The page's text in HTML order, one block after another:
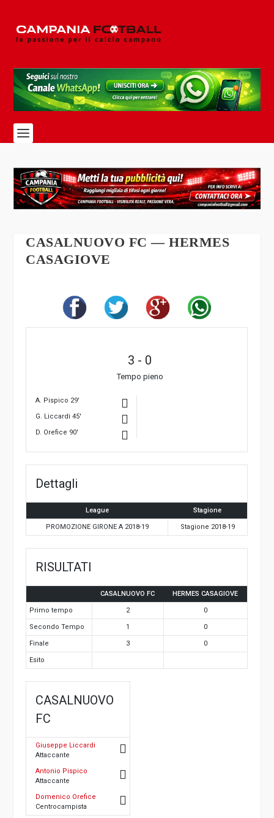
CASALNUOVO FC — HERMES
CASAGIOVE
A. Pispico 29'
G. Liccardi 45'
D. Orefice 90'
3 - 0
Tempo pieno
Dettagli
League Stagione
PROMOZIONE GIRONE A 2018-19 Stagione 2018-19
RISULTATI
CASALNUOVO FC HERMES CASAGIOVE
Primo tempo 2 0
Secondo Tempo 1 0
Finale 3 0
Esito
CASALNUOVO
FC
Giuseppe Liccardi
Attaccante
Antonio Pispico
Attaccante
Domenico Orefice
Centrocampista